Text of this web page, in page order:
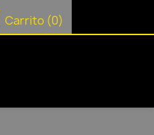
Carrito (0)